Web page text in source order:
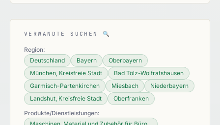
VERWANDTE SUCHEN 🔍
Region:
Deutschland
Bayern
Oberbayern
München, Kreisfreie Stadt
Bad Tölz-Wolfratshausen
Garmisch-Partenkirchen
Miesbach
Niederbayern
Landshut, Kreisfreie Stadt
Oberfranken
Produkte/Dienstleistungen: